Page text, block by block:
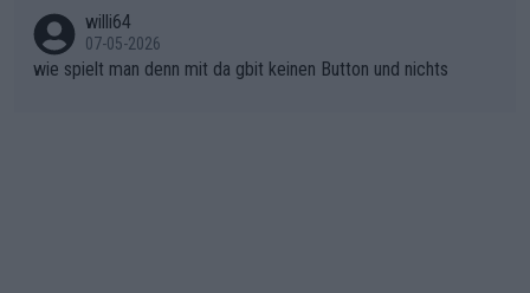
n)
willi64
07-05-2026
wie spielt man denn mit da gbit keinen Button und nichts